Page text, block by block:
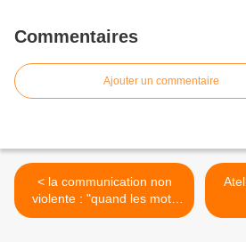
Commentaires
Ajouter un commentaire
< la communication non
violente : "quand les mots
sont des fenêtres..."